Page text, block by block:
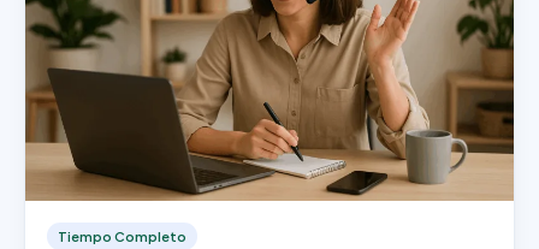
Tiempo Completo